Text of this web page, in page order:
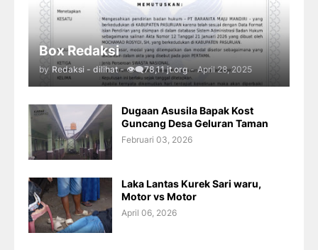
Box Redaksi
by Redaksi - dilihat - 👁️‍🗨️78,11 jt.org - April 28, 2025
Dugaan Asusila Bapak Kost
Guncang Desa Geluran Taman
Februari 03, 2026
Laka Lantas Kurek Sari waru,
Motor vs Motor
April 06, 2026